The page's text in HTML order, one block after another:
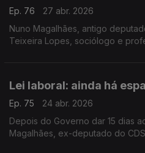
Ep. 76
27 abr. 2026
Nuno Magalhães, antigo
Teixeira Lopes, sociólogo e
Lei laboral: ainda há
Ep. 75
24 abr. 2026
Depois do Governo dar 15 dias
Magalhães, ex-deputado do